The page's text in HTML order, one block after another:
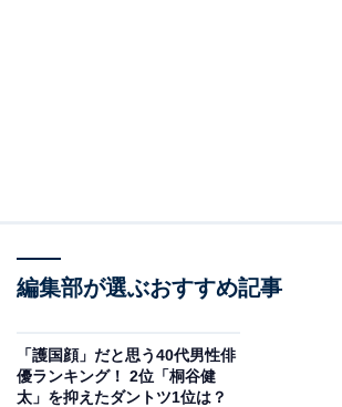
1982年生まれの向井さんは、2006年に
目を集めると、その後は数々の人気作品
は映画『パリピ孔明 THE MOVIE』も大
編集部が選ぶおすすめ記事
「護国顔」だと思う40代男性俳
優ランキング！ 2位「桐谷健
太」を抑えたダントツ1位は？